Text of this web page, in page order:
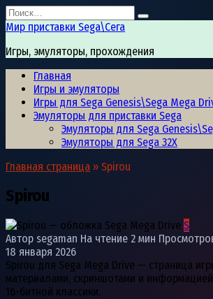
Перейти
к
содержанию
Search
for:
Мир приставки Sega\Сега
Игры, эмуляторы, прохождения
Главная
Игры и эмуляторы
Игры для Sega Genesis\Sega Mega
Эмуляторы для приставки Sega
Эмуляторы для Sega
Эмуляторы для Sega 32X
Главная страница » Spirou
Spirou
S
Автор segaman На чтение 2 мин
18 января 2026
Spirou для Sega Mega Drive — страница
материалами, скриншотами и
16-битной классики.